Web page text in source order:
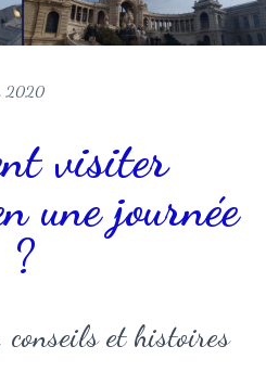
I
G
2020
visiter
une journée
?
et histoires